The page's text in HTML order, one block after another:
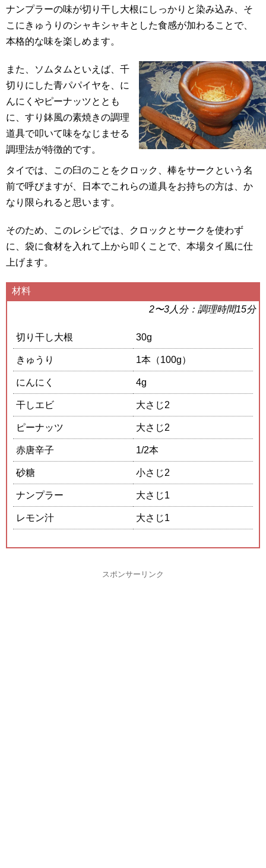
ナンプラーの味が切り干し大根にしっかりと染み込み、そ
こにきゅうりのシャキシャキとした食感が加わることで、
本格的な味を楽しめます。
また、ソムタムといえば、千
切りにした青パパイヤを、に
んにくやピーナッツととも
に、すり鉢風の素焼きの調理
道具で叩いて味をなじませる
調理法が特徴的です。
タイでは、この臼のことをクロック、棒をサークという名
前で呼びますが、日本でこれらの道具をお持ちの方は、か
なり限られると思います。
そのため、このレシピでは、クロックとサークを使わず
に、袋に食材を入れて上から叩くことで、本場タイ風に仕
上げます。
材料
2〜3人分：調理時間15分
切り干し大根 30g
きゅうり 1本（100g）
にんにく 4g
干しエビ 大さじ2
ピーナッツ 大さじ2
赤唐辛子 1/2本
砂糖 小さじ2
ナンプラー 大さじ1
レモン汁 大さじ1
スポンサーリンク